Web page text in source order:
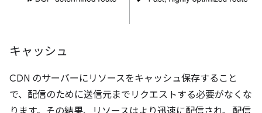
キャッシュ
CDN のサーバーにリソースをキャッシュ保存すること
で、配信のために送信元までリクエストする必要がなくな